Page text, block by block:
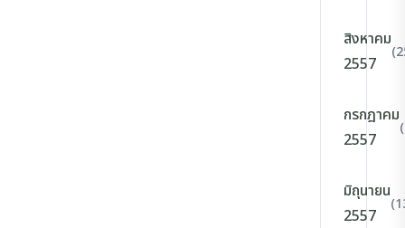
สิงหาคม
2557
กรกฎาคม
2557
มิถุนายน
2557